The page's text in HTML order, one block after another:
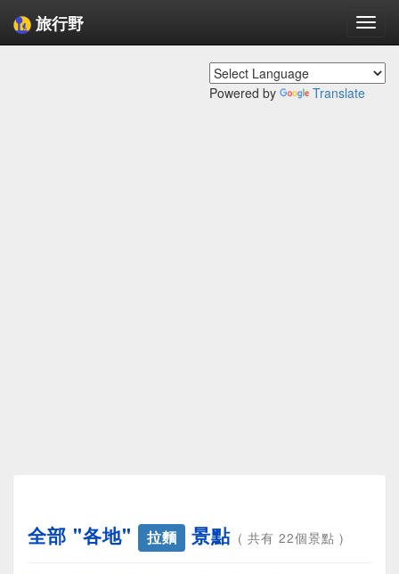
旅行野
Powered by Translate
全部 "各地" 拉麵 景點 ( 共有 22個景點 )